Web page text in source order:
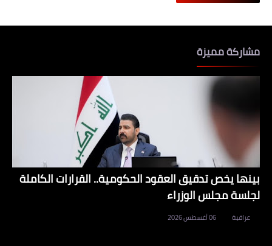
مشاركة مميزة
بينها يخص تدقيق العقود الحكومية.. القرارات الكاملة
لجلسة مجلس الوزراء
عراقية 06 أغسطس 2026